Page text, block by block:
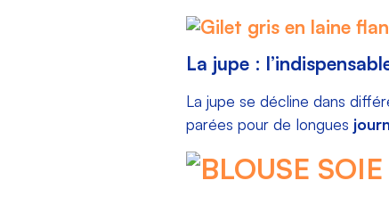
La jupe :
La jupe se décline dans
parées pour de longues